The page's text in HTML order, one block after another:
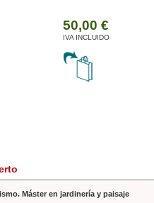
Máster en jardinería y paisaje